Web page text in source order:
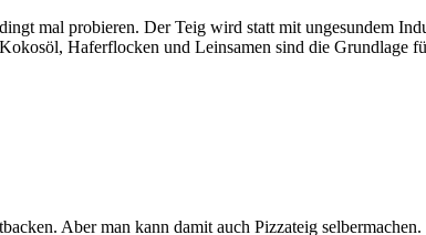
mal probieren. Der Teig wird statt mit ungesundem
Haferflocken und Leinsamen sind die
Aber man kann damit auch Pizzateig